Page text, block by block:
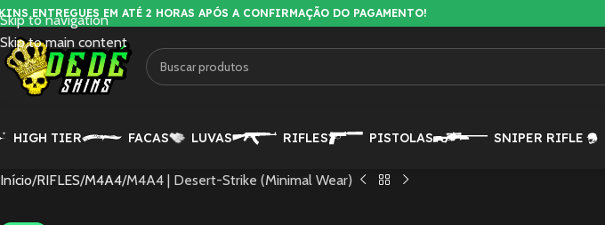
Skip to navigation
Skip to main content
ENTREGUES EM ATÉ 2 HORAS APÓS A CONFIRMAÇÃO DO PAGAMENTO!
HIGH TIER FACAS LUVAS RIFLES PISTOLAS SNIPER RIFLE
Início RIFLES M4A4 M4A4 | Desert-Strike (Minimal Wear)